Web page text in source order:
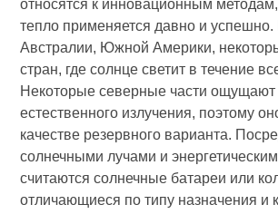
относятся к инновационным
тепло применяется давно и успешно.
Австралии, Южной Америки,
стран, где солнце светит в течение
Некоторые северные части ощущают
естественного излучения, поэтому
качестве резервного варианта.
солнечными лучами и
считаются солнечные батареи или
отличающиеся по типу назначения и